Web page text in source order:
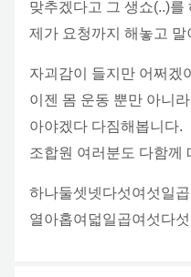
맞추겠다고 그 생쇼(..)
제가 요청까지 해놓고 말
자괴감이 들지만 어쩌겠
이젠 몸 운동 뿐만 아니
아야겠다 다짐해봅니다.
조합원 여러분도 다함께
하나둘셋넷다섯여섯일
열아홉여덟일곱여섯다